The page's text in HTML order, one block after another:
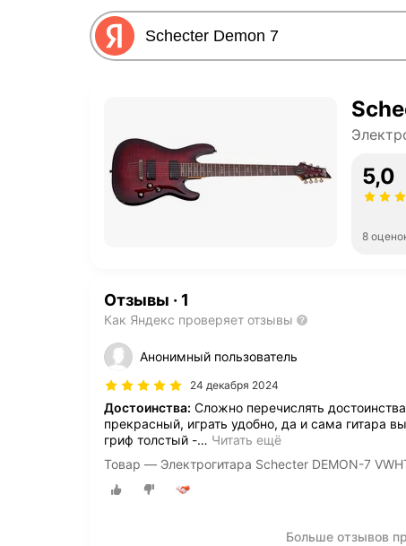
5,0
8
Отзывы · 1
Как Яндекс проверяет отзывы
Анонимный пользователь
24 декабря 2024
Достоинства: Сложно перечислять
прекрасный, играть удобно, да и сама гитара
гриф толстый -… Читать ещё
Товар — Электрогитара Schecter DEMON-7
Больше отзывов